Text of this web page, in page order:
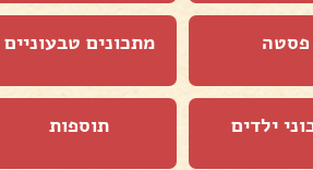
פסטה מתכונים טבעוניים
ילדים תוספות